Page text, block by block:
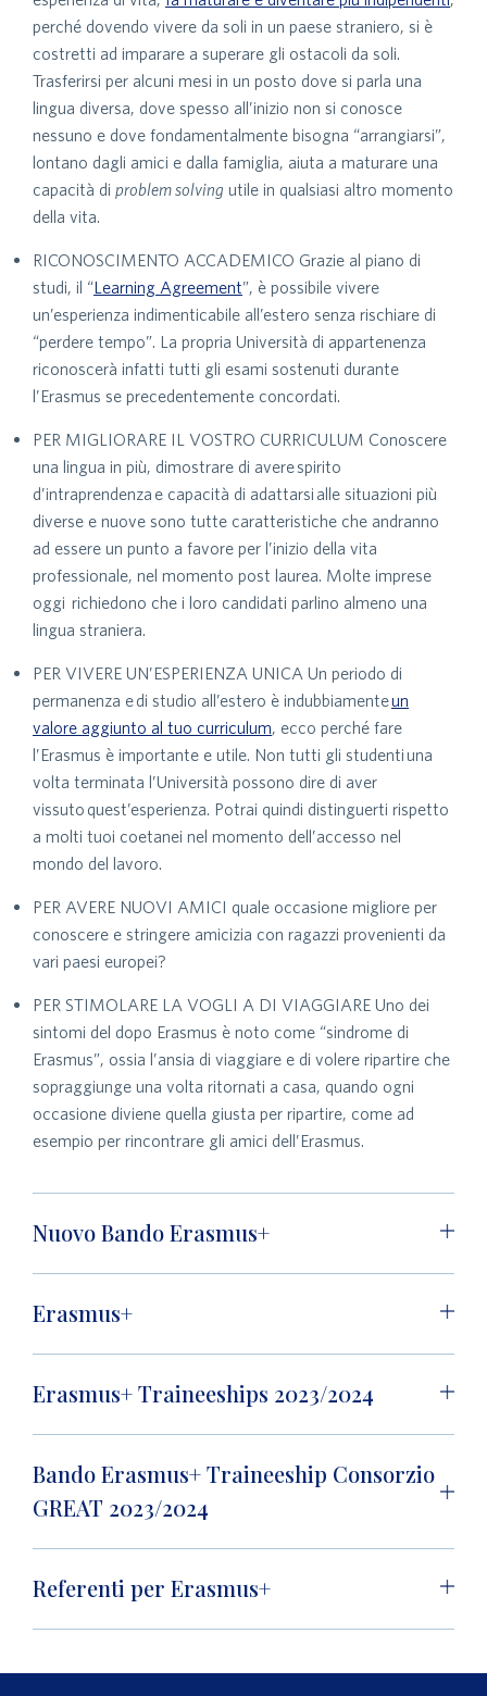
perché dovendo vivere da soli in un paese straniero, si è
costretti ad imparare a superare gli ostacoli da soli.
Trasferirsi per alcuni mesi in un posto dove si parla una
lingua diversa, dove spesso all’inizio non si conosce
nessuno e dove fondamentalmente bisogna “arrangiarsi”,
lontano dagli amici e dalla famiglia, aiuta a maturare una
capacità di problem solving utile in qualsiasi altro momento
della vita.
RICONOSCIMENTO ACCADEMICO Grazie al piano di
studi, il “Learning Agreement”, è possibile vivere
un’esperienza indimenticabile all’estero senza rischiare di
“perdere tempo”. La propria Università di appartenenza
riconoscerà infatti tutti gli esami sostenuti durante
l’Erasmus se precedentemente concordati.
PER MIGLIORARE IL VOSTRO CURRICULUM Conoscere
una lingua in più, dimostrare di avere spirito
d’intraprendenza e capacità di adattarsi alle situazioni più
diverse e nuove sono tutte caratteristiche che andranno
ad essere un punto a favore per l’inizio della vita
professionale, nel momento post laurea. Molte imprese
oggi richiedono che i loro candidati parlino almeno una
lingua straniera.
PER VIVERE UN’ESPERIENZA UNICA Un periodo di
permanenza e di studio all’estero è indubbiamenteun
valore aggiunto al tuo curriculum, ecco perché fare
l’Erasmus è importante e utile. Non tutti gli studenti una
volta terminata l’Università possono dire di aver
vissuto quest’esperienza. Potrai quindi distinguerti rispetto
a molti tuoi coetanei nel momento dell’accesso nel
mondo del lavoro.
PER AVERE NUOVI AMICI quale occasione migliore per
conoscere e stringere amicizia con ragazzi provenienti da
vari paesi europei?
PER STIMOLARE LA VOGLI A DI VIAGGIARE Uno dei
sintomi del dopo Erasmus è noto come “sindrome di
Erasmus”, ossia l’ansia di viaggiare e di volere ripartire che
sopraggiunge una volta ritornati a casa, quando ogni
occasione diviene quella giusta per ripartire, come ad
esempio per rincontrare gli amici dell’Erasmus.
Nuovo Bando Erasmus+
Erasmus+
Erasmus+ Traineeships 2023/2024
Bando Erasmus+ Traineeship Consorzio
GREAT 2023/2024
Referenti per Erasmus+